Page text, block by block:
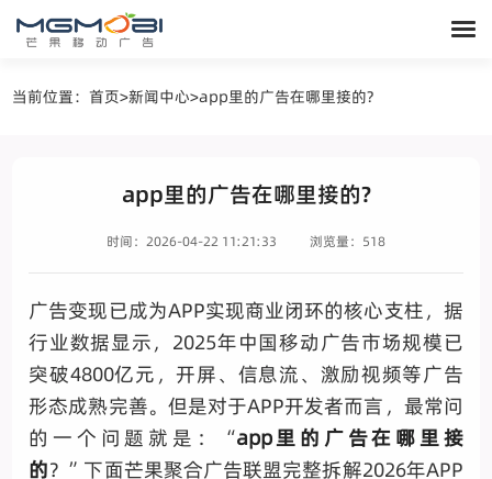
当前位置：首页>新闻中心>app里的广告在哪里接的?
app里的广告在哪里接的?
时间：2026-04-22 11:21:33 浏览量：518
广告变现已成为APP实现商业闭环的核心支柱，据
行业数据显示，2025年中国移动广告市场规模已
突破4800亿元，开屏、信息流、激励视频等广告
形态成熟完善。 但是对于APP开发者而言，最常问
的一个问题就是：“app里的广告在哪里接
的？”下面芒果聚合广告联盟完整拆解2026年APP